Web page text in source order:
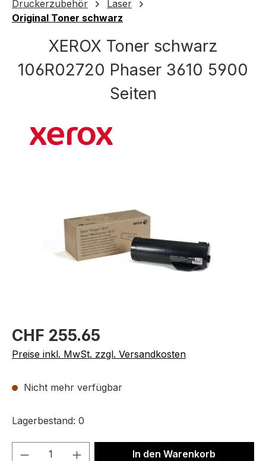
Druckerzubehör
Laser
Original Toner schwarz
XEROX Toner schwarz
106R02720 Phaser 3610 5900
Seiten
CHF 255.65
Preise inkl. MwSt. zzgl. Versandkosten
Nicht mehr verfügbar
Lagerbestand: 0
Produkt Anzahl: Gib denIn den Warenkorb